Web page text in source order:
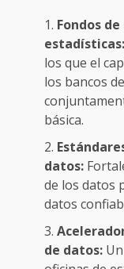
Fondos
estadísticas:
los que el
los bancos
básica.
datos:
de los datos
datos
de datos: